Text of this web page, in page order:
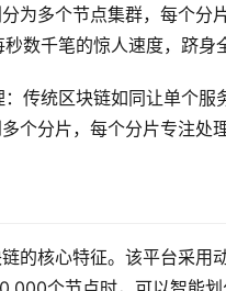
为多个节点集群，每个
数千笔的惊人速度，跻身
传统区块链如同让单个
个分片，每个分片专注处
的核心特征。该平台采用